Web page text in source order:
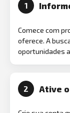
1
Comece com
oferece. A
oportunidades
2 Ative